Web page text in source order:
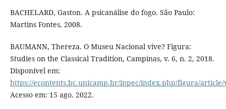
BACHELARD, Gaston. A psicanálise do fogo. São Paulo:
Martins Fontes, 2008.
BAUMANN, Thereza. O Museu Nacional vive? Figura:
Studies on the Classical Tradition, Campinas, v. 6, n. 2, 2018.
Disponível em:
https://econtents.bc.unicamp.br/inpec/index.php/figura/article/
Acesso em: 15 ago. 2022.